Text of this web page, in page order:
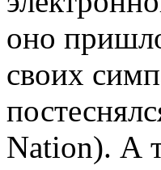
оно
своих
Nation). А